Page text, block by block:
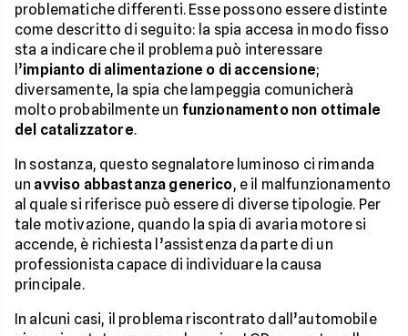
problematiche differenti. Esse possono essere distinte
come descritto di seguito: la spia accesa in modo fisso
sta a indicare che il problema può interessare
l’impianto di alimentazione o di accensione;
diversamente, la spia che lampeggia comunicherà
molto probabilmente un funzionamento non ottimale
del catalizzatore.
In sostanza, questo segnalatore luminoso ci rimanda
un avviso abbastanza generico, e il malfunzionamento
al quale si riferisce può essere di diverse tipologie. Per
tale motivazione, quando la spia di avaria motore si
accende, è richiesta l’assistenza da parte di un
professionista capace di individuare la causa
principale.
In alcuni casi, il problema riscontrato dall’automobile